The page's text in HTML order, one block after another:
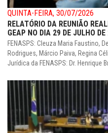
QUINTA-FEIRA, 30/07/2026
RELATÓRIO DA REUNIÃO
GEAP NO DIA 29 DE JULHO
FENASPS: Cleuza Maria Faustino,
Rodrigues, Márcio Paiva, Regina
Jurídica da FENASPS: Dr. Henrique